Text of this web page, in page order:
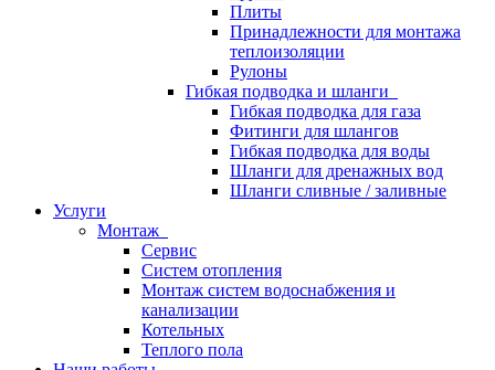
Плиты
Принадлежности для монтажа
теплоизоляции
Рулоны
Гибкая подводка и шланги
Гибкая подводка для газа
Фитинги для шлангов
Гибкая подводка для воды
Шланги для дренажных вод
Шланги сливные / заливные
Услуги
Монтаж
Сервис
Систем отопления
Монтаж систем водоснабжения и
канализации
Котельных
Теплого пола